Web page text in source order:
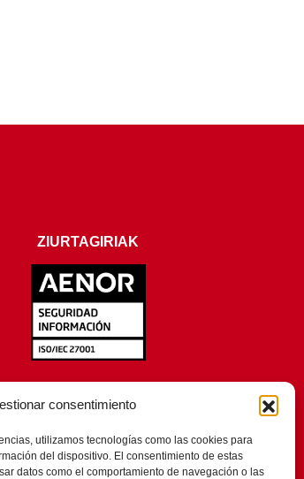
consentimiento
utilizamos tecnologías como las cookies para
del dispositivo. El consentimiento de estas
datos como el comportamiento de navegación o las
ZIURTAGIRIAK